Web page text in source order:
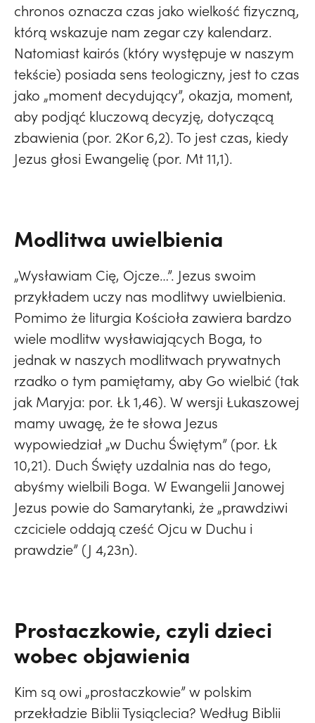
chronos oznacza czas jako wielkość fizyczną,
którą wskazuje nam zegar czy kalendarz.
Natomiast kairós (który występuje w naszym
tekście) posiada sens teologiczny, jest to czas
jako „moment decydujący”, okazja, moment,
aby podjąć kluczową decyzję, dotyczącą
zbawienia (por. 2Kor 6,2). To jest czas, kiedy
Jezus głosi Ewangelię (por. Mt 11,1).
Modlitwa uwielbienia
„Wysławiam Cię, Ojcze…”. Jezus swoim
przykładem uczy nas modlitwy uwielbienia.
Pomimo że liturgia Kościoła zawiera bardzo
wiele modlitw wysławiających Boga, to
jednak w naszych modlitwach prywatnych
rzadko o tym pamiętamy, aby Go wielbić (tak
jak Maryja: por. Łk 1,46). W wersji Łukaszowej
mamy uwagę, że te słowa Jezus
wypowiedział „w Duchu Świętym” (por. Łk
10,21). Duch Święty uzdalnia nas do tego,
abyśmy wielbili Boga. W Ewangelii Janowej
Jezus powie do Samarytanki, że „prawdziwi
czciciele oddają cześć Ojcu w Duchu i
prawdzie” (J 4,23n).
Prostaczkowie, czyli dzieci
wobec objawienia
Kim są owi „prostaczkowie” w polskim
przekładzie Biblii Tysiąclecia? Według Biblii